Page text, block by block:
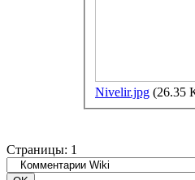
Nivelir.jpg (26.35
Страницы: 1